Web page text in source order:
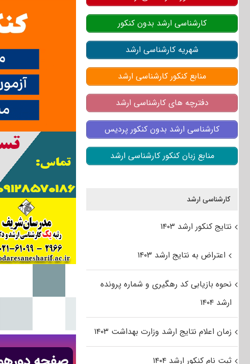
کارشناسی ارشد بدون کنکور
شهریه کارشناسی ارشد
منابع کنکور کارشناسی ارشد
دفترچه های کارشناسی ارشد
کارشناسی ارشد بدون کنکور پردیس
منابع زبان کنکور کارشناسی ارشد
کارشناسی ارشد
نتایج کنکور ارشد ۱۴۰۳
اعتراض به نتایج ارشد ۱۴۰۳
نحوه بازیابی کد رهگیری و شماره پرونده
ارشد ۱۴۰۴
زمان اعلام نتایج ارشد وزارت بهداشت ۱۴۰۳
ثبت نام کنکور ارشد ۱۴۰۴